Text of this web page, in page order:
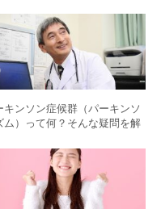
キンソン症候群（パーキンソ
ム）って何？そんな疑問を解